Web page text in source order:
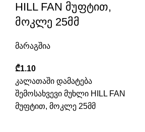
HILL FAN მუფტით,
მოკლე 25მმ
მარაგშია
₾1.10
კალათაში დამატება
შემოსახვევი მუხლი HILL FAN
მუფტით, მოკლე 25მმ